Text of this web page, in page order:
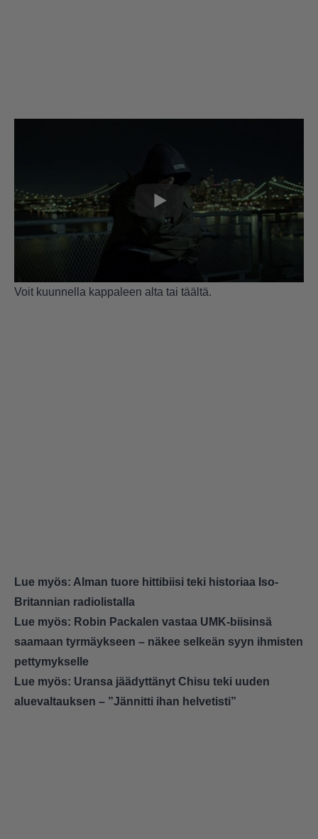
Voit kuunnella kappaleen alta tai täältä.
Lue myös: Alman tuore hittibiisi teki historiaa Iso-
Britannian radiolistalla
Lue myös: Robin Packalen vastaa UMK-biisinsä
saamaan tyrmäykseen – näkee selkeän syyn ihmisten
pettymykselle
Lue myös: Uransa jäädyttänyt Chisu teki uuden
aluevaltauksen – ”Jännitti ihan helvetisti”